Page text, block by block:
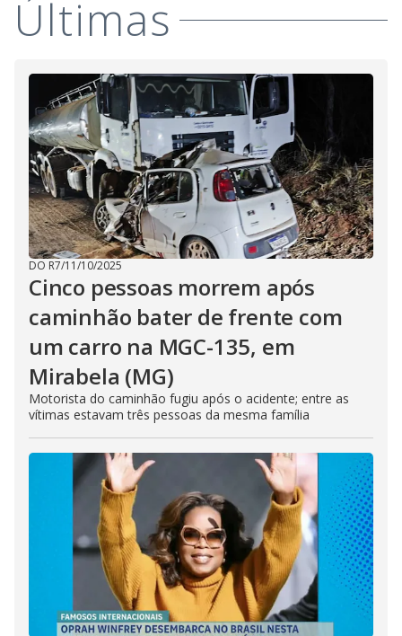
i
d
e
o
Últimas
DO R7/11/10/2025
Cinco pessoas morrem após
caminhão bater de frente com
um carro na MGC-135, em
Mirabela (MG)
Motorista do caminhão fugiu após o acidente; entre as
vítimas estavam três pessoas da mesma família